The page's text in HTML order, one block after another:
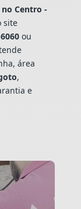
Centro -
site
ou
área
,
e